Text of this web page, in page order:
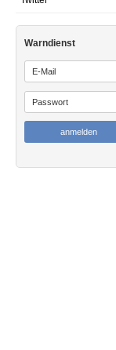
Warndienst